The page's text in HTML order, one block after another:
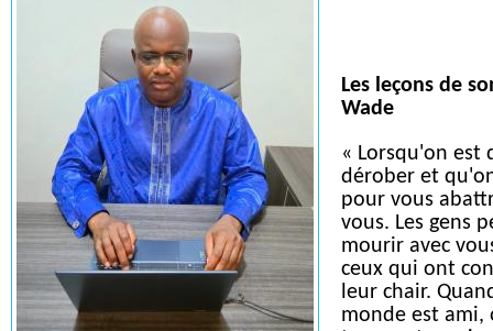
Les leçons de
Wade
« Lorsqu'on est
dérober et
pour vous
vous. Les gens
mourir avec
ceux qui ont
leur chair.
monde est ami,